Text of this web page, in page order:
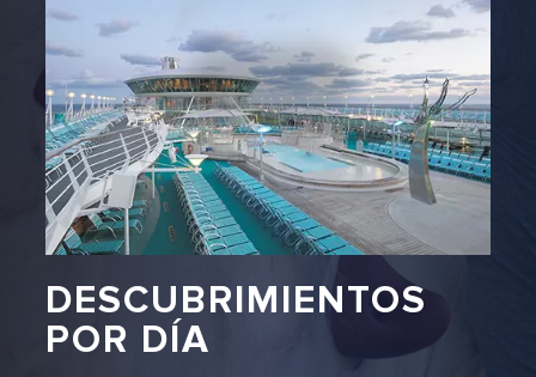
DESCUBRIMIENTOS
POR DÍA